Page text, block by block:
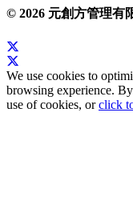
© 2026 元創方管理有
We use cookies to
browsing experience.
use of cookies, orclick